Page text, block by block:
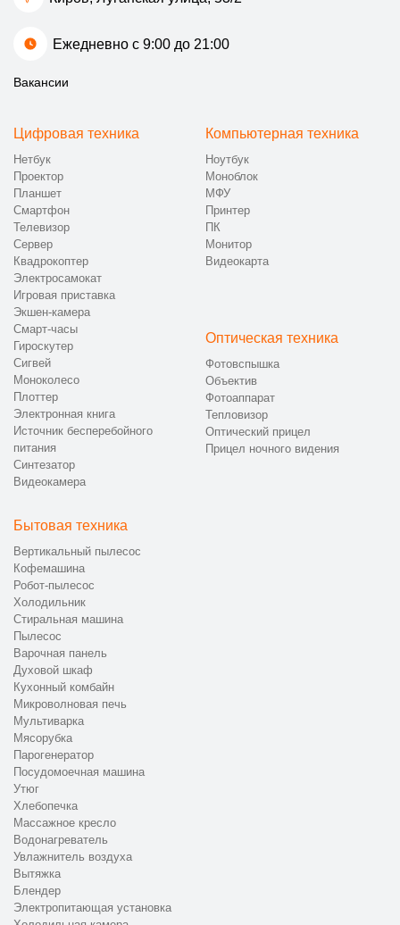
Ежедневно с 9:00 до 21:00
Вакансии
Цифровая техника
Нетбук
Проектор
Планшет
Смартфон
Телевизор
Сервер
Квадрокоптер
Электросамокат
Игровая приставка
Экшен-камера
Смарт-часы
Гироскутер
Сигвей
Моноколесо
Плоттер
Электронная книга
Источник бесперебойного
питания
Синтезатор
Видеокамера
Компьютерная техника
Ноутбук
Моноблок
МФУ
Принтер
ПК
Монитор
Видеокарта
Оптическая техника
Фотовспышка
Объектив
Фотоаппарат
Тепловизор
Оптический прицел
Прицел ночного видения
Бытовая техника
Вертикальный пылесос
Кофемашина
Робот-пылесос
Холодильник
Стиральная машина
Пылесос
Варочная панель
Духовой шкаф
Кухонный комбайн
Микроволновая печь
Мультиварка
Мясорубка
Парогенератор
Посудомоечная машина
Утюг
Хлебопечка
Массажное кресло
Водонагреватель
Увлажнитель воздуха
Вытяжка
Блендер
Электропитающая установка